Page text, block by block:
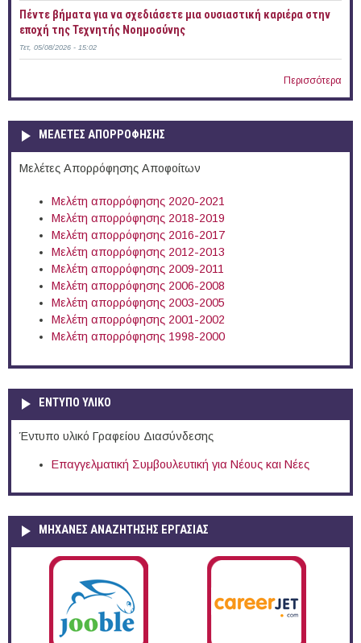
Πέντε βήματα για να σχεδιάσετε μια ουσιαστική καριέρα στην
εποχή της Τεχνητής Νοημοσύνης
Τετ, 05/08/2026 - 15:02
Περισσότερα
ΜΕΛΕΤΕΣ ΑΠΟΡΡΟΦΗΣΗΣ
Μελέτες Απορρόφησης Αποφοίτων
Μελέτη απορρόφησης 2020-2021
Μελέτη απορρόφησης 2018-2019
Μελέτη απορρόφησης 2016-2017
Μελέτη απορρόφησης 2012-2013
Μελέτη απορρόφησης 2009-2011
Μελέτη απορρόφησης 2006-2008
Μελέτη απορρόφησης 2003-2005
Μελέτη απορρόφησης 2001-2002
Μελέτη απορρόφησης 1998-2000
ΕΝΤΥΠΟ ΥΛΙΚΟ
Έντυπο υλικό Γραφείου Διασύνδεσης
Επαγγελματική Συμβουλευτική για Νέους και Νέες
ΜΗΧΑΝΕΣ ΑΝΑΖΗΤΗΣΗΣ ΕΡΓΑΣΙΑΣ